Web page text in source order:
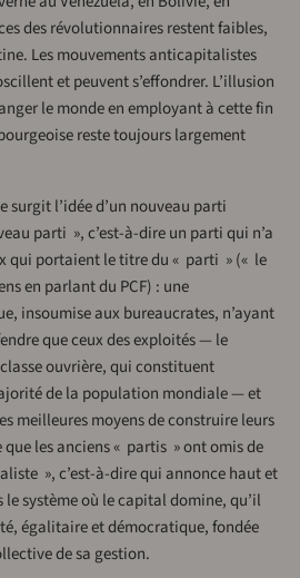
des révolutionnaires restent faibles,
Les mouvements anticapitalistes
et peuvent s’effondrer. L’illusion
le monde en employant à cette fin
reste toujours largement
surgit l’idée d’un nouveau parti
parti », c’est-à-dire un parti qui n’a
qui portaient le titre du « parti » (« le
en parlant du PCF) : une
insoumise aux bureaucrates, n’ayant
que ceux des exploités — le
ouvrière, qui constituent
de la population mondiale — et
meilleures moyens de construire leurs
les anciens « partis » ont omis de
», c’est-à-dire qui annonce haut et
système où le capital domine, qu’il
égalitaire et démocratique, fondée
de sa gestion.